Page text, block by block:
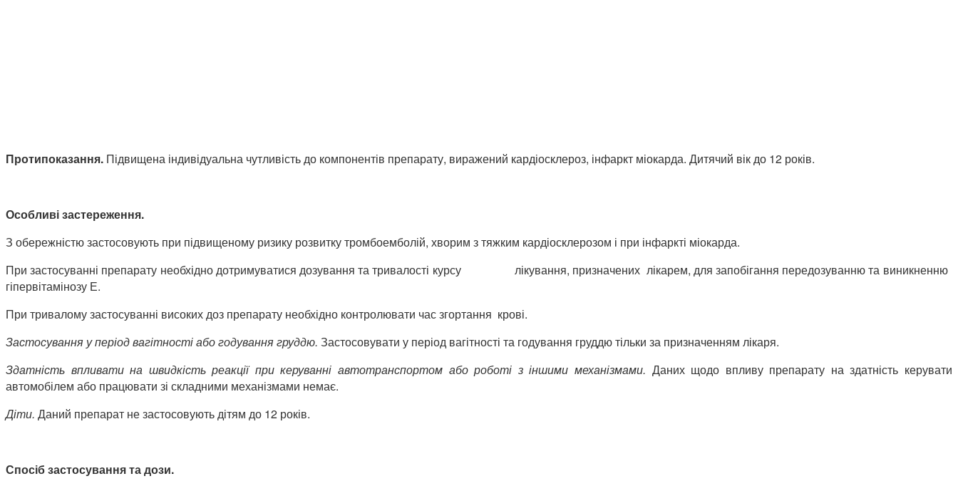
Протипоказання. Підвищена індивідуальна чутливість до компонентів препарату, виражений кардіосклероз, інфаркт міокарда. Дитячий вік до 12 років.
Особливі застереження.
З обережністю застосовують при підвищеному ризику розвитку тромбоемболій, хворим з тяжким кардіосклерозом і при інфаркті міокарда.
При застосуванні препарату необхідно дотримуватися дозування та тривалості курсу лікування, призначених лікарем, для запобігання передозуванню та виникненню
гіпервітамінозу Е.
При тривалому застосуванні високих доз препарату необхідно контролювати час згортання крові.
Застосування у період вагітності або годування груддю. Застосовувати у період вагітності та годування груддю тільки за призначенням лікаря.
Здатність впливати на швидкість реакції при керуванні автотранспортом або роботі з іншими механізмами. Даних щодо впливу препарату на здатність керувати
автомобілем або працювати зі складними механізмами немає.
Діти. Даний препарат не застосовують дітям до 12 років.
Спосіб застосування та дози.